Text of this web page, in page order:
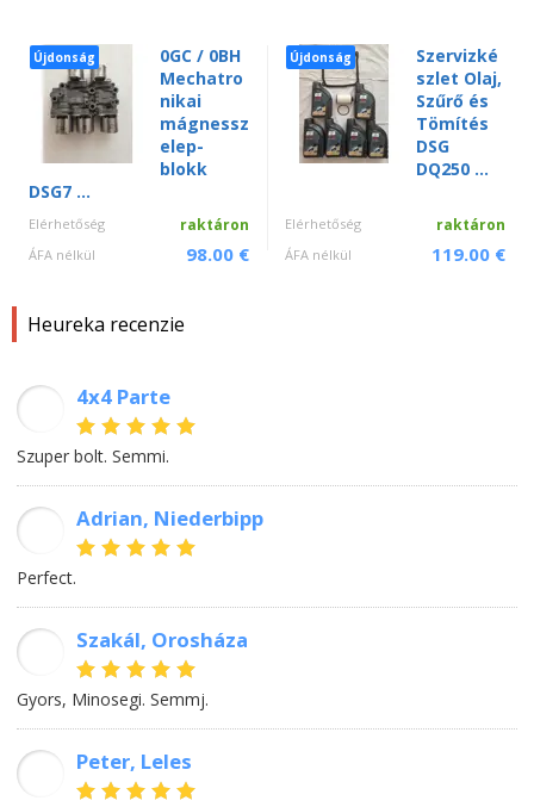
Újdonság
0GC / 0BH
Mechatro
nikai
mágnessz
elep-
blokk
DSG7 ...
Elérhetőség raktáron
ÁFA nélkül 98.00 €
Újdonság
Szervizké
szlet Olaj,
Szűrő és
Tömítés
DSG
DQ250 ...
Elérhetőség raktáron
ÁFA nélkül 119.00 €
Heureka recenzie
4x4 Parte
Szuper bolt. Semmi.
Adrian, Niederbipp
Perfect.
Szakál, Orosháza
Gyors, Minosegi. Semmj.
Peter, Leles